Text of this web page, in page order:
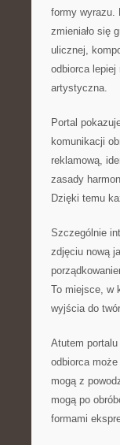
formy wyrazu.
zmieniało się
ulicznej,
odbiorca
artystyczna.
Portal
komunikacji
reklamową,
zasady
Dzięki temu
Szczególnie
zdjęciu nową
To miejsce, w
wyjścia do
Atutem
odbiorca
mogą z
mogą po
formami